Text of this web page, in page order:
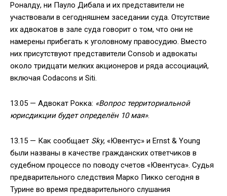
Роналду, ни Пауло Дибала и их представители не
участвовали в сегодняшнем заседании суда. Отсутствие
их адвокатов в зале суда говорит о том, что они не
намерены прибегать к уголовному правосудию. Вместо
них присутствуют представители Consob и адвокаты
около тридцати мелких акционеров и ряда ассоциаций,
включая Codacons и Siti.
13.05 — Адвокат Рокка: «Вопрос территориальной
юрисдикции будет определён 10 мая».
13.15 — Как сообщает Sky, «Ювентус» и Ernst & Young
были названы в качестве гражданских ответчиков в
судебном процессе по поводу счетов «Ювентуса». Судья
предварительного следствия Марко Пикко сегодня в
Турине во время предварительного слушания